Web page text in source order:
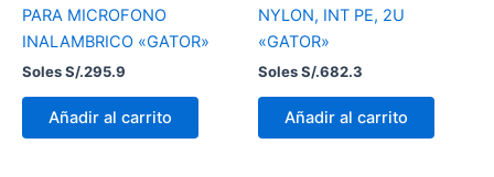
PARA MICROFONO
INALAMBRICO «GATOR»
Soles S/.295.9
Añadir al carrito
NYLON, INT PE, 2U
«GATOR»
Soles S/.682.3
Añadir al carrito